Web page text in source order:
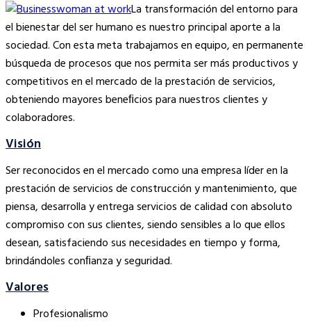
La transformación del entorno para
el bienestar del ser humano es nuestro principal aporte a la
sociedad. Con esta meta trabajamos en equipo, en permanente
búsqueda de procesos que nos permita ser más productivos y
competitivos en el mercado de la prestación de servicios,
obteniendo mayores beneﬁcios para nuestros clientes y
colaboradores.
Visión
Ser reconocidos en el mercado como una empresa líder en la
prestación de servicios de construcción y mantenimiento, que
piensa, desarrolla y entrega servicios de calidad con absoluto
compromiso con sus clientes, siendo sensibles a lo que ellos
desean, satisfaciendo sus necesidades en tiempo y forma,
brindándoles conﬁanza y seguridad.
Valores
Profesionalismo